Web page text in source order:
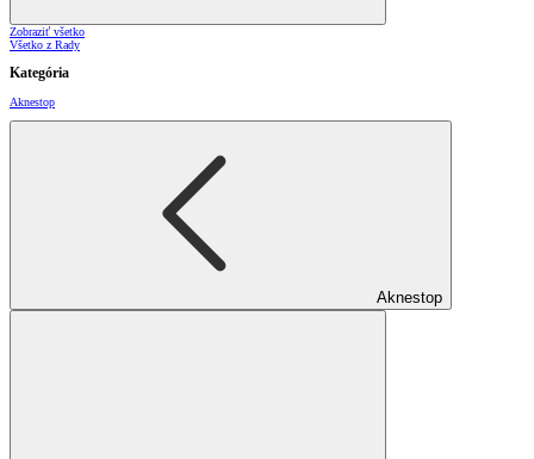
Zobraziť všetko
Všetko z Rady
Kategória
Aknestop
Aknestop